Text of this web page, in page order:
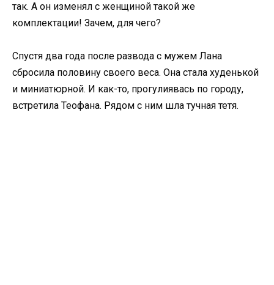
так. А он изменял с женщиной такой же
комплектации! Зачем, для чего?
Спустя два года после развода с мужем Лана
сбросила половину своего веса. Она стала худенькой
и миниатюрной. И как-то, прогулиявась по городу,
встретила Теофана. Рядом с ним шла тучная тетя.